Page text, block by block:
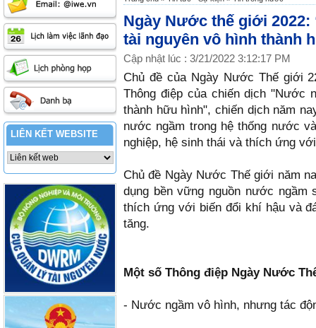
LIÊN KẾT WEBSITE
Ngày Nước thế giới
tài nguyên vô hình thành
Cập nhật lúc : 3/21/2022 3:12:17 PM
Chủ đề của Ngày Nước Thế giới
Thông điệp của chiến dịch "Nước
thành hữu hình", chiến dịch năm
nước ngầm trong hệ thống nước
nghiệp, hệ sinh thái và thích ứng
Chủ đề Ngày Nước Thế giới năm
dụng bền vững nguồn nước
thích ứng với biến đổi khí hậu và
tăng.
Một số Thông điệp Ngày Nước
- Nước ngầm vô hình, nhưng tác